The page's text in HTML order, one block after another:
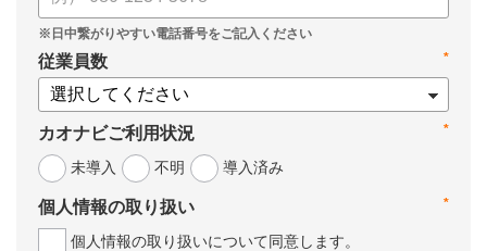
*
従業員数
*
カオナビご利用状況
未導入
不明 導入済み
*
個人情報の取り扱い
個人情報の取り扱いについて同意します。